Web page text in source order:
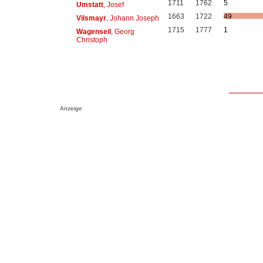
Umstatt, Josef 1711 1762
5
Vilsmayr, Johann Joseph 1663 1722
49
Wagenseil, Georg
Christoph
1715 1777 1
Anzeige